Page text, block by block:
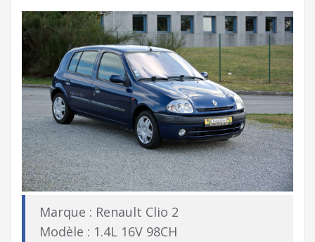
Marque : Renault Clio 2
Modèle : 1.4L 16V 98CH